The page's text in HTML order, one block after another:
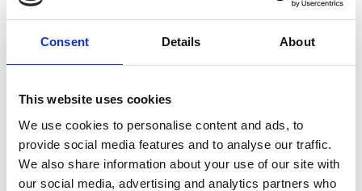
Consent Details About
This website uses cookies
We use cookies to personalise content and ads, to
provide social media features and to analyse our traffic.
We also share information about your use of our site with
our social media, advertising and analytics partners who
pololetí výrazný růst